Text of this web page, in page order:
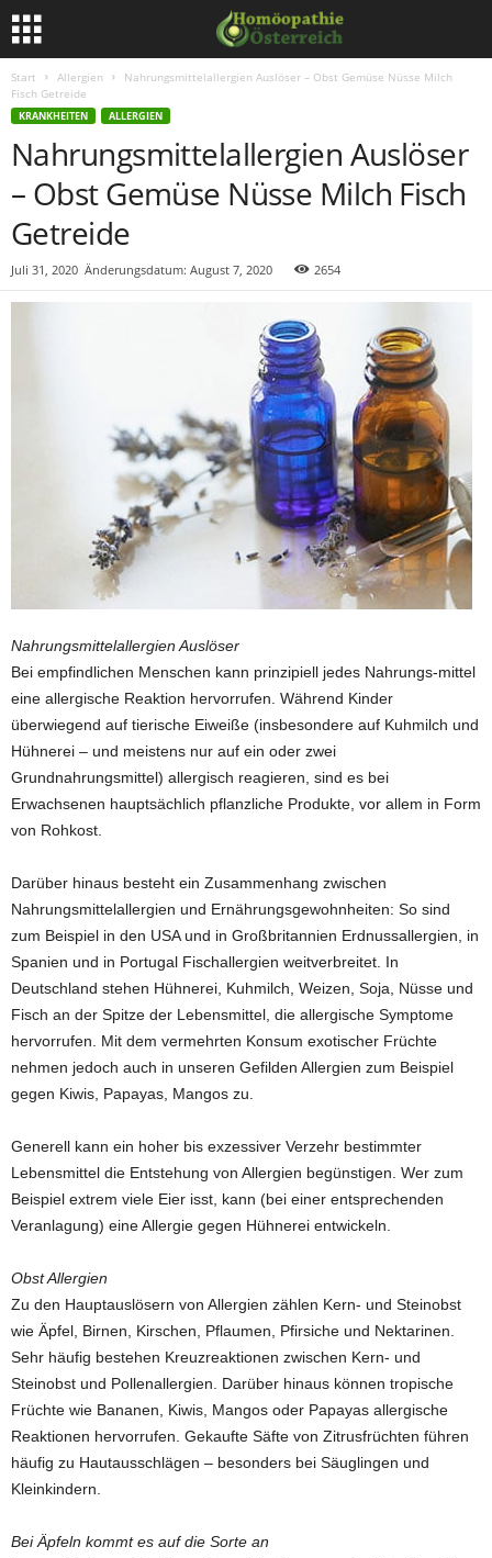
Start Allergien
Nahrungsmittelallergien Auslöser – Obst Gemüse Nüsse Milch
Fisch Getreide
KRANKHEITEN ALLERGIEN
Nahrungsmittelallergien Auslöser
– Obst Gemüse Nüsse Milch Fisch
Getreide
Juli 31, 2020 Änderungsdatum: August 7, 2020 2654
Nahrungsmittelallergien Auslöser
Bei empfindlichen Menschen kann prinzipiell jedes Nahrungs-mittel
eine allergische Reaktion hervorrufen. Während Kinder
überwiegend auf tierische Eiweiße (insbesondere auf Kuhmilch und
Hühnerei – und meistens nur auf ein oder zwei
Grundnahrungsmittel) allergisch reagieren, sind es bei
Erwachsenen hauptsächlich pflanzliche Produkte, vor allem in Form
von Rohkost.
Darüber hinaus besteht ein Zusammenhang zwischen
Nahrungsmittelallergien und Ernährungsgewohnheiten: So sind
zum Beispiel in den USA und in Großbritannien Erdnussallergien, in
Spanien und in Portugal Fischallergien weitverbreitet. In
Deutschland stehen Hühnerei, Kuhmilch, Weizen, Soja, Nüsse und
Fisch an der Spitze der Lebensmittel, die allergische Symptome
hervorrufen. Mit dem vermehrten Konsum exotischer Früchte
nehmen jedoch auch in unseren Gefilden Allergien zum Beispiel
gegen Kiwis, Papayas, Mangos zu.
Generell kann ein hoher bis exzessiver Verzehr bestimmter
Lebensmittel die Entstehung von Allergien begünstigen. Wer zum
Beispiel extrem viele Eier isst, kann (bei einer entsprechenden
Veranlagung) eine Allergie gegen Hühnerei entwickeln.
Obst Allergien
Zu den Hauptauslösern von Allergien zählen Kern- und Steinobst
wie Äpfel, Birnen, Kirschen, Pflaumen, Pfirsiche und Nektarinen.
Sehr häufig bestehen Kreuzreaktionen zwischen Kern- und
Steinobst und Pollenallergien. Darüber hinaus können tropische
Früchte wie Bananen, Kiwis, Mangos oder Papayas allergische
Reaktionen hervorrufen. Gekaufte Säfte von Zitrusfrüchten führen
häufig zu Hautausschlägen – besonders bei Säuglingen und
Kleinkindern.
Bei Äpfeln kommt es auf die Sorte an